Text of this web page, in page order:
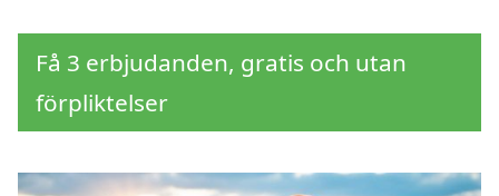
Få 3 erbjudanden, gratis och utan
förpliktelser